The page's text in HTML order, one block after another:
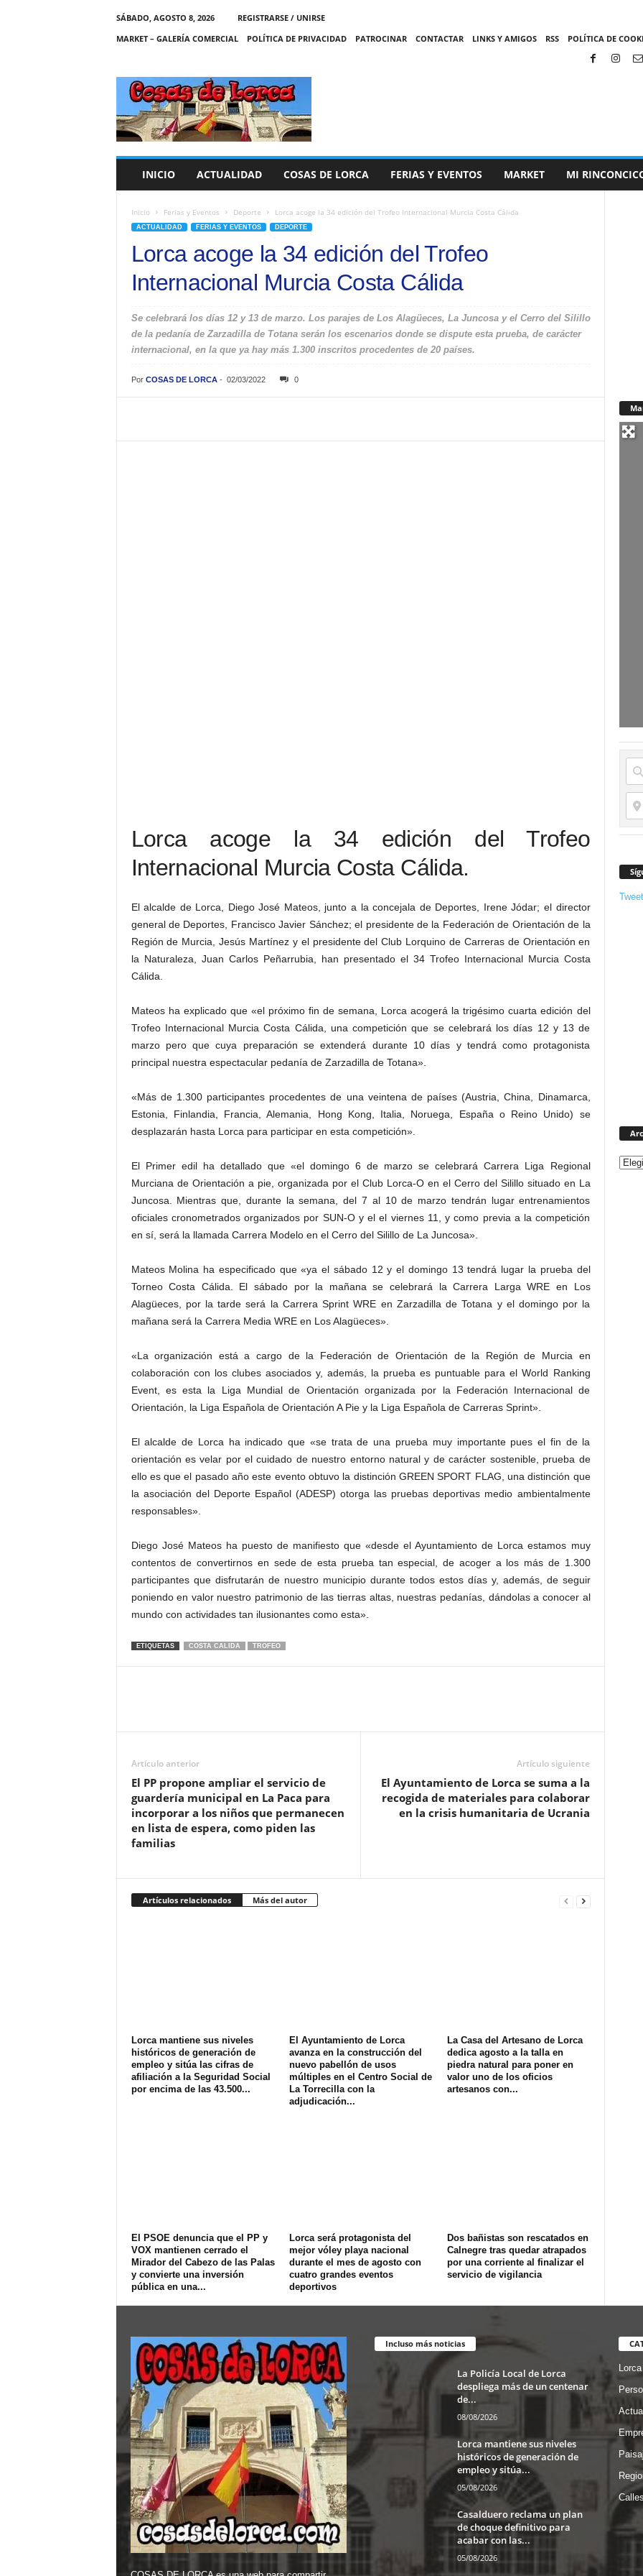
SÁBADO, AGOSTO 8, 2026
REGISTRARSE / UNIRSE
MARKET – GALERÍA COMERCIAL
POLÍTICA DE PRIVACIDAD PATROCINAR CONTACTAR LINKS Y AMIGOS RSS POLÍTICA DE
C
A
S
INICIO ACTUALIDAD COSAS DE LORCA FERIAS Y EVENTOS MARKET MI
Inicio Ferias y Eventos Deporte Lorca acoge la 34 edición del Trofeo Internacional Murcia Costa Cálida
ACTUALIDAD FERIAS Y EVENTOS DEPORTE
Lorca acoge la 34 edición del Trofeo
Internacional Murcia Costa Cálida
Se celebrará los días 12 y 13 de marzo. Los parajes de Los Alagüeces, La Juncosa y el Cerro del Silillo
de la pedanía de Zarzadilla de Totana serán los escenarios donde se dispute esta prueba, de carácter
internacional, en la que ya hay más 1.300 inscritos procedentes de 20 países.
Por COSAS DE LORCA- 02/03/2022 0
Lorca acoge la 34 edición del Trofeo
Internacional Murcia Costa Cálida.
El alcalde de Lorca, Diego José Mateos, junto a la concejala de Deportes, Irene Jódar; el director
general de Deportes, Francisco Javier Sánchez; el presidente de la Federación de Orientación de la
Región de Murcia, Jesús Martínez y el presidente del Club Lorquino de Carreras de Orientación en
la Naturaleza, Juan Carlos Peñarrubia, han presentado el 34 Trofeo Internacional Murcia Costa
Cálida.
Mateos ha explicado que «el próximo fin de semana, Lorca acogerá la trigésimo cuarta edición del
Trofeo Internacional Murcia Costa Cálida, una competición que se celebrará los días 12 y 13 de
marzo pero que cuya preparación se extenderá durante 10 días y tendrá como protagonista
principal nuestra espectacular pedanía de Zarzadilla de Totana».
«Más de 1.300 participantes procedentes de una veintena de países (Austria, China, Dinamarca,
Estonia, Finlandia, Francia, Alemania, Hong Kong, Italia, Noruega, España o Reino Unido) se
desplazarán hasta Lorca para participar en esta competición».
El Primer edil ha detallado que «el domingo 6 de marzo se celebrará Carrera Liga Regional
Murciana de Orientación a pie, organizada por el Club Lorca-O en el Cerro del Silillo situado en La
Juncosa. Mientras que, durante la semana, del 7 al 10 de marzo tendrán lugar entrenamientos
oficiales cronometrados organizados por SUN-O y el el viernes 11, y como previa a la competición
en sí, será la llamada Carrera Modelo en el Cerro del Silillo de La Juncosa».
Mateos Molina ha especificado que «ya el sábado 12 y el domingo 13 tendrá lugar la prueba del
Torneo Costa Cálida. El sábado por la mañana se celebrará la Carrera Larga WRE en Los
Alagüeces, por la tarde será la Carrera Sprint WRE en Zarzadilla de Totana y el domingo por la
mañana será la Carrera Media WRE en Los Alagüeces».
«La organización está a cargo de la Federación de Orientación de la Región de Murcia en
colaboración con los clubes asociados y, además, la prueba es puntuable para el World Ranking
Event, es esta la Liga Mundial de Orientación organizada por la Federación Internacional de
Orientación, la Liga Española de Orientación A Pie y la Liga Española de Carreras Sprint».
El alcalde de Lorca ha indicado que «se trata de una prueba muy importante pues el fin de la
orientación es velar por el cuidado de nuestro entorno natural y de carácter sostenible, prueba de
ello es que el pasado año este evento obtuvo la distinción GREEN SPORT FLAG, una distinción que
la asociación del Deporte Español (ADESP) otorga las pruebas deportivas medio ambientalmente
responsables».
Diego José Mateos ha puesto de manifiesto que «desde el Ayuntamiento de Lorca estamos muy
contentos de convertirnos en sede de esta prueba tan especial, de acoger a los más de 1.300
participantes que disfrutarán de nuestro municipio durante todos estos días y, además, de seguir
poniendo en valor nuestro patrimonio de las tierras altas, nuestras pedanías, dándolas a conocer al
mundo con actividades tan ilusionantes como esta».
ETIQUETAS COSTA CALIDA TROFEO
Artículo anterior
El PP propone ampliar el servicio de
guardería municipal en La Paca para
incorporar a los niños que permanecen
en lista de espera, como piden las
familias
Artículo siguiente
El Ayuntamiento de Lorca se suma a la
recogida de materiales para colaborar
en la crisis humanitaria de Ucrania
Artículos relacionados Más del autor
Lorca mantiene sus niveles
históricos de generación de
empleo y sitúa las cifras de
afiliación a la Seguridad Social
por encima de las 43.500...
El Ayuntamiento de Lorca
avanza en la construcción del
nuevo pabellón de usos
múltiples en el Centro Social de
La Torrecilla con la
adjudicación...
La Casa del Artesano de Lorca
dedica agosto a la talla en
piedra natural para poner en
valor uno de los oficios
artesanos con...
El PSOE denuncia que el PP y
VOX mantienen cerrado el
Mirador del Cabezo de las Palas
y convierte una inversión
pública en una...
Lorca será protagonista del
mejor vóley playa nacional
durante el mes de agosto con
cuatro grandes eventos
deportivos
Dos bañistas son rescatados en
Calnegre tras quedar atrapados
por una corriente al finalizar el
servicio de vigilancia
Incluso más noticias
La Policía Local de Lorca
despliega más de un centenar
de...
08/08/2026
Lorca mantiene sus niveles
históricos de generación de
empleo y sitúa...
05/08/2026
Casalduero reclama un plan
de choque definitivo para
acabar con las...
05/08/2026
Lorca